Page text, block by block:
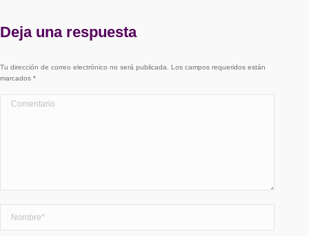
Deja una respuesta
Tu dirección de correo electrónico no será publicada. Los campos requeridos están
marcados *
Comentario